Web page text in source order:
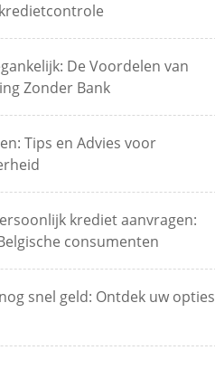
De Voordelen van
Zonder Bank
Tips en Advies voor
krediet aanvragen:
consumenten
snel geld: Ontdek uw opties